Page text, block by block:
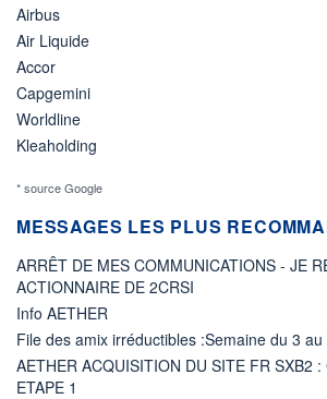
Airbus
Air Liquide
Accor
Capgemini
Worldline
Kleaholding
* source Google
MESSAGES LES PLUS
ARRÊT DE MES COMMUNICATIONS - JE
ACTIONNAIRE DE 2CRSI
Info AETHER
File des amix irréductibles :Semaine du 3 au
AETHER ACQUISITION DU SITE FR SXB2
ETAPE 1